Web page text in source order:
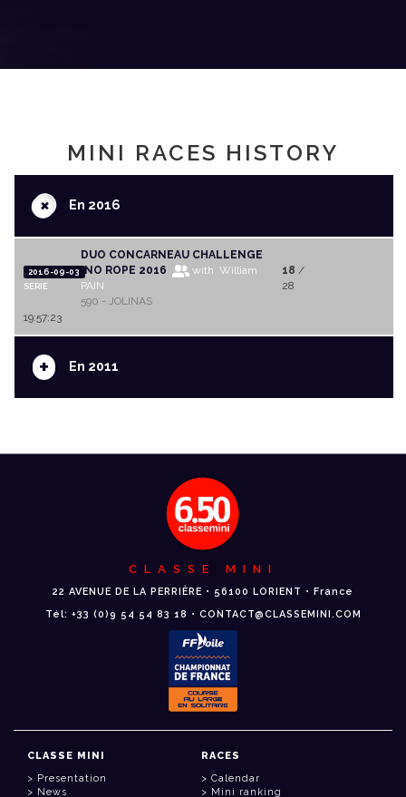
MINI RACES HISTORY
+En 2016
2016-09-03
SERIE
DUO CONCARNEAU CHALLENGE
INO ROPE 2016
with William
PAIN
590 - JOLINAS
18 /
28
19:57:23
+ En 2011
CLASSE MINI
22 AVENUE DE LA PERRIÈRE • 56100 LORIENT • France
Tél: +33 (0)9 54 54 83 18 • CONTACT@CLASSEMINI.COM
CLASSE MINI
Presentation
News
RACES
Calendar
Mini ranking